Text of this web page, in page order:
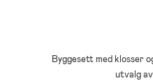
Byggesett med klosser
utvalg